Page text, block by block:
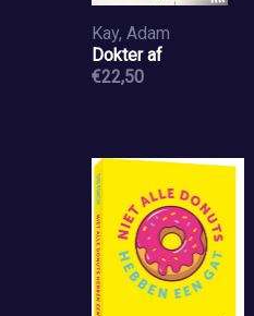
Kay, Adam
Dokter af
€22,50